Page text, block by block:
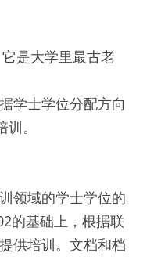
是大学里最古老
学士学位分配方向
。
领域的学士学位的
的基础上，根据联
供培训。文档和档